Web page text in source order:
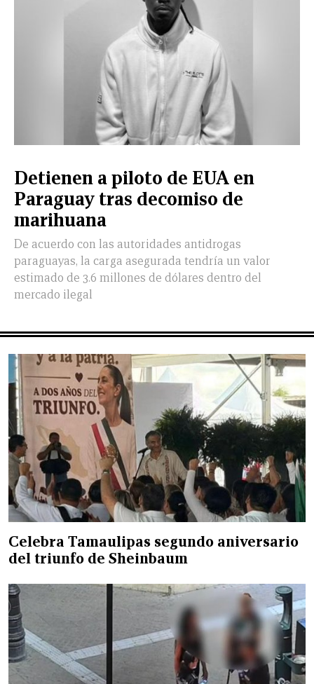
NUEVO
LEÓN
TAMAULIPAS
COAHUILA
NACIONAL
INTERNACIONAL
FINANZAS
OPINIÓN
DEPORTES
ESPECTÁCULOS
TENDENCIA
ESTILO
DE
VIDA
PODCAST
CONTACTO
NEWSLETTER
HEMEROTECA
SUPLEMENTOS
Detienen a piloto de EUA en
Paraguay tras decomiso de
marihuana
De acuerdo con las autoridades antidrogas
paraguayas, la carga asegurada tendría un valor
estimado de 3.6 millones de dólares dentro del
mercado ilegal
Celebra Tamaulipas segundo aniversario
del triunfo de Sheinbaum